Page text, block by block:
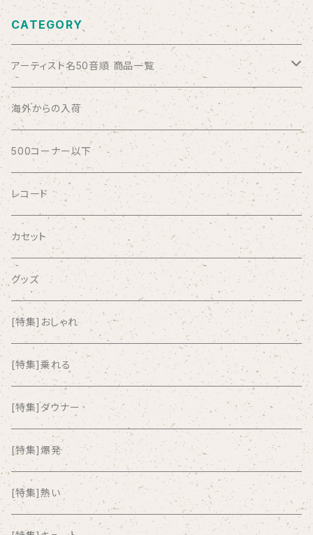
CATEGORY
アーティスト名50音順 商品一覧
ABSOLUTE LOSERS
AFRICA
AGU
AIRCRAFT
airlie
AKUTAGAWA FANCLUB
ALKASILKA
all about paradise
ALL ITEM 10 TIMES
Amia Calva
海外からの入荷
500コーナー以下
レコード
カセット
グッズ
[特集]おしゃれ
[特集]乗れる
[特集]ダウナー
[特集]爆発
[特集]熱い